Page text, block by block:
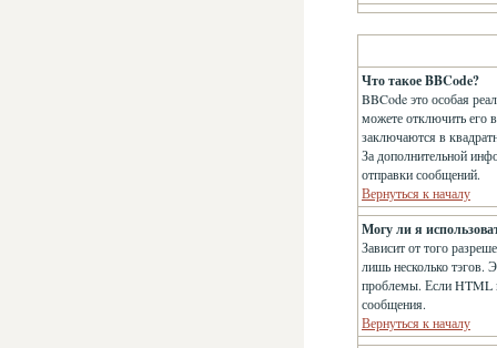
Что такое BBCode?
BBCode это особая
можете отключить его
заключаются в
За дополнительной
отправки сообщений.
Вернуться к началу
Могу ли я
Зависит от того
лишь несколько тэгов.
проблемы. Если HTML
сообщения.
Вернуться к началу